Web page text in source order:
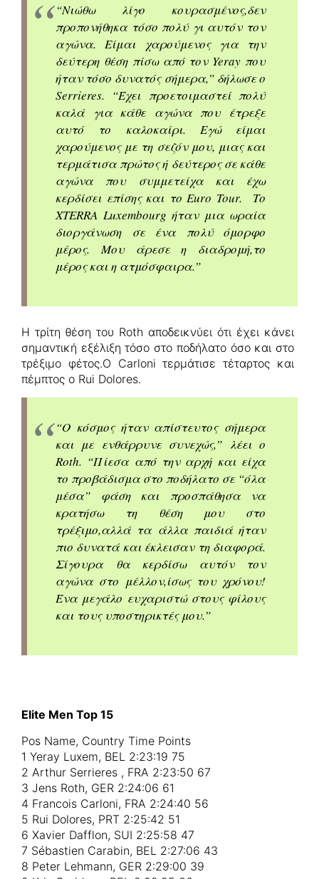
“Νιώθω λίγο κουρασμένος,δεν
προπονήθηκα τόσο πολύ γι αυτόν τον
αγώνα. Είμαι χαρούμενος για την
δεύτερη θέση πίσω από τον Yeray που
ήταν τόσο δυνατός σήμερα,” δήλωσε ο
Serrieres. “Έχει προετοιμαστεί πολύ
καλά για κάθε αγώνα που έτρεξε
αυτό το καλοκαίρι. Εγώ είμαι
χαρούμενος με τη σεζόν μου, μιας και
τερμάτισα πρώτος ή δεύτερος σε κάθε
αγώνα που συμμετείχα και έχω
κερδίσει επίσης και το Euro Tour. Το
XTERRA Luxembourg ήταν μια ωραία
διοργάνωση σε ένα πολύ όμορφο
μέρος. Μου άρεσε η διαδρομή,το
μέρος και η ατμόσφαιρα.”
Η τρίτη θέση του Roth αποδεικνύει ότι έχει κάνει
σημαντική εξέλιξη τόσο στο ποδήλατο όσο και στο
τρέξιμο φέτος.Ο Carloni τερμάτισε τέταρτος και
πέμπτος ο Rui Dolores.
“Ο κόσμος ήταν απίστευτος σήμερα
και με ενθάρρυνε συνεχώς,” λέει ο
Roth. “Πίεσα από την αρχή και είχα
το προβάδισμα στο ποδήλατο σε “όλα
μέσα” φάση και προσπάθησα να
κρατήσω τη θέση μου στο
τρέξιμο,αλλά τα άλλα παιδιά ήταν
πιο δυνατά και έκλεισαν τη διαφορά.
Σίγουρα θα κερδίσω αυτόν τον
αγώνα στο μέλλον,ίσως του χρόνου!
Ένα μεγάλο ευχαριστώ στους φίλους
και τους υποστηρικτές μου.”
Elite Men Top 15
Pos Name, Country Time Points
1 Yeray Luxem, BEL 2:23:19 75
2 Arthur Serrieres , FRA 2:23:50 67
3 Jens Roth, GER 2:24:06 61
4 Francois Carloni, FRA 2:24:40 56
5 Rui Dolores, PRT 2:25:42 51
6 Xavier Dafflon, SUI 2:25:58 47
7 Sébastien Carabin, BEL 2:27:06 43
8 Peter Lehmann, GER 2:29:00 39